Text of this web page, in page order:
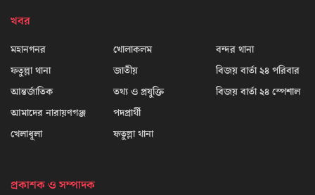
খবর
মহানগনর
ফতুল্লা থানা
আন্তর্জাতিক
আমাদের নারায়ণগঞ্জ
খেলাধূলা
খোলাকলম
জাতীয়
তথ্য ও প্রযুক্তি
পদপ্রার্থী
ফতুল্লা থানা
বন্দর থানা
বিজয় বার্তা ২৪ পরিবার
বিজয় বার্তা ২৪ স্পেশাল
প্রকাশক ও সম্পাদক